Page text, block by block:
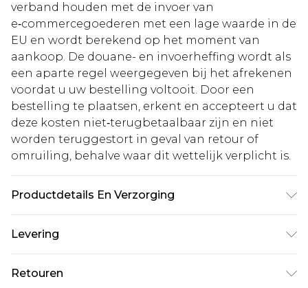
verband houden met de invoer van
e‑commercegoederen met een lage waarde in de
EU en wordt berekend op het moment van
aankoop. De douane- en invoerheffing wordt als
een aparte regel weergegeven bij het afrekenen
voordat u uw bestelling voltooit. Door een
bestelling te plaatsen, erkent en accepteert u dat
deze kosten niet‑terugbetaalbaar zijn en niet
worden teruggestort in geval van retour of
omruiling, behalve waar dit wettelijk verplicht is.
Productdetails En Verzorging
draagt maat M.
Levering
Standaardlevering Nederland
€5.99
Retouren